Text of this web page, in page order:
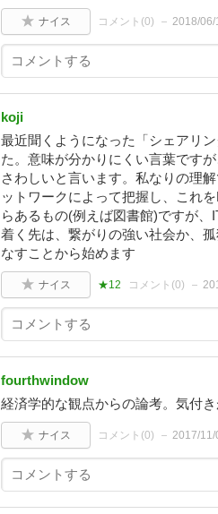
ナイス コメント(0) 2018/06/
koji
最近聞くようになった「シェアリ
た。意味が分かりにくい言葉です
さわしいと言います。私なりの理
ットワークによって把握し、これ
らあるもの(例えば図書館)ですが
着く先は、繋がりの強い社会か、
なすことから始めます
ナイス ★12 コメント(0)
fourthwindow
経済学的な観点からの論考。気付き
ナイス コメント(0) 2017/11/